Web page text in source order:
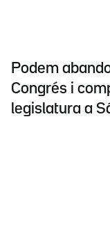
Podem
Congrés i
legislatura a